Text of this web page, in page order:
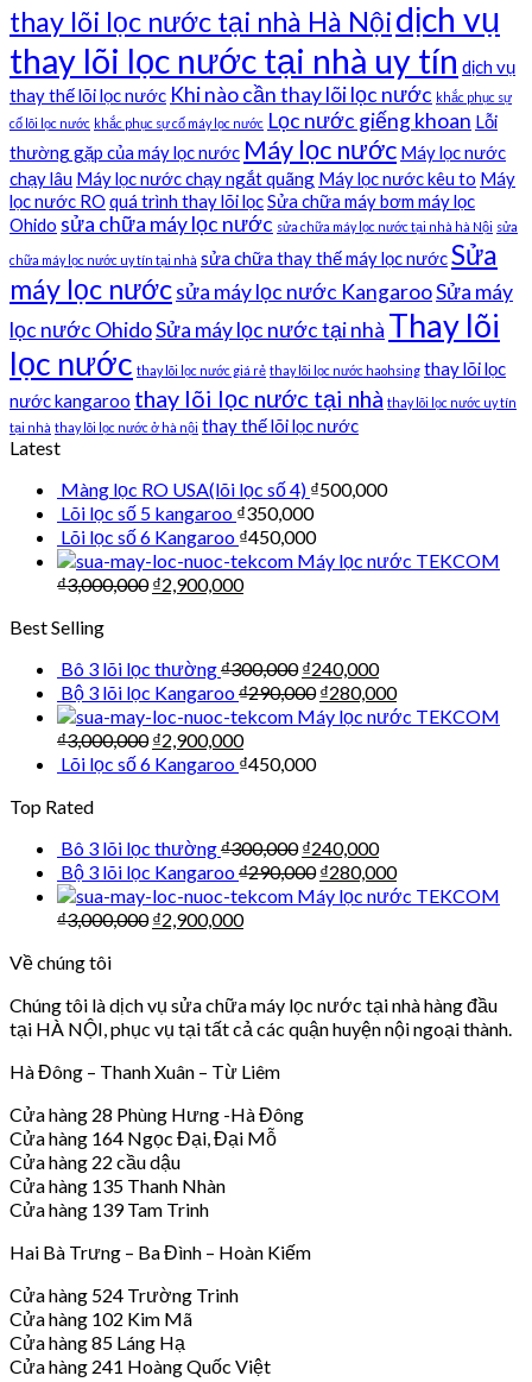
thay lõi lọc nước tại nhà Hà Nộidịch vụ
thay lõi lọc nước tại nhà uy tín dịch vụ
thay thế lõi lọc nước Khi nào cần thay lõi lọc nước khắc phục sự
cố lõi lọc nước khắc phục sự cố máy lọc nước Lọc nước giếng khoan Lỗi
thường gặp của máy lọc nước Máy lọc nước Máy lọc nước
chạy lâu Máy lọc nước chạy ngắt quãng Máy lọc nước kêu to Máy
lọc nước RO quá trình thay lõi lọcSửa chữa máy bơm máy lọc
Ohido sửa chữa máy lọc nước sửa chữa máy lọc nước tại nhà hà Nội sửa
chữa máy lọc nước uy tín tại nhà sửa chữa thay thế máy lọc nướcSửa
máy lọc nướcsửa máy lọc nước KangarooSửa máy
lọc nước OhidoSửa máy lọc nước tại nhà Thay lõi
lọc nước thay lõi lọc nước giá rẻ thay lõi lọc nước haohsing thay lõi lọc
nước kangaroo thay lõi lọc nước tại nhà thay lõi lọc nước uy tín
tại nhà thay lõi lọc nước ở hà nội thay thế lõi lọc nước
Latest
Màng lọc RO USA(lõi lọc số 4) ₫500,000
Lõi lọc số 5 kangaroo ₫350,000
Lõi lọc số 6 Kangaroo ₫450,000
Máy lọc nước TEKCOM
₫3,000,000 ₫2,900,000
Best Selling
Bô 3 lõi lọc thường₫300,000 ₫240,000
Bộ 3 lõi lọc Kangaroo₫290,000 ₫280,000
Máy lọc nước TEKCOM
₫3,000,000 ₫2,900,000
Lõi lọc số 6 Kangaroo ₫450,000
Top Rated
Bô 3 lõi lọc thường₫300,000 ₫240,000
Bộ 3 lõi lọc Kangaroo₫290,000 ₫280,000
Máy lọc nước TEKCOM
₫3,000,000 ₫2,900,000
Về chúng tôi
Chúng tôi là dịch vụ sửa chữa máy lọc nước tại nhà hàng đầu
tại HÀ NỘI, phục vụ tại tất cả các quận huyện nội ngoại thành.
Hà Đông – Thanh Xuân – Từ Liêm
Cửa hàng 28 Phùng Hưng -Hà Đông
Cửa hàng 164 Ngọc Đại, Đại Mỗ
Cửa hàng 22 cầu dậu
Cửa hàng 135 Thanh Nhàn
Cửa hàng 139 Tam Trinh
Hai Bà Trưng – Ba Đình – Hoàn Kiếm
Cửa hàng 524 Trường Trinh
Cửa hàng 102 Kim Mã
Cửa hàng 85 Láng Hạ
Cửa hàng 241 Hoàng Quốc Việt